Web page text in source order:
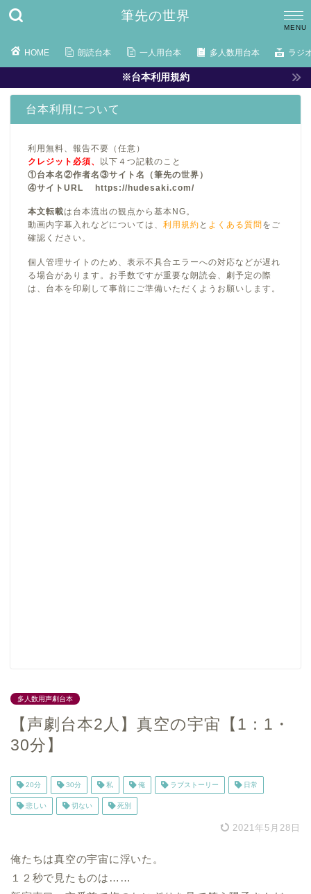
筆先の世界
HOME 朗読台本 一人用台本 多人数用台本 ラジ
※台本利用規約
台本利用について
利用無料、報告不要（任意）
クレジット必須、
以下４つ記載のこと
①台本名②作者名③サイト名（筆先の世界）
④サイトURL https://hudesaki.com/
本文転載は台本流出の観点から基本NG。
動画内字幕入れなどについては、 利用規約 と よくある質問 をご
確認ください。
個人管理サイトのため、表示不具合エラーへの対応などが遅れ
る場合があります。お手数ですが重要な朗読会、劇予定の際
は、台本を印刷して事前にご準備いただくようお願いします。
多人数用声劇台本
【声劇台本2人】真空の宇宙【1：1・
30分】
20分 30分 私 俺 ラブストーリー 日常
悲しい 切ない 死別
2021年5月28日
俺たちは真空の宇宙に浮いた。
１２秒で見たものは……